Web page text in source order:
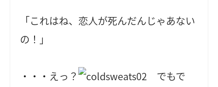
「これはね、恋人が死んだんじゃあない
の！」
・・・えっ？
でもで